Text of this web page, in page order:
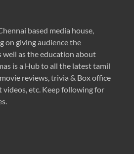
based media house,
on giving audience the
as the education about
is a Hub to all the latest tamil
reviews, trivia & Box office
videos, etc. Keep following for